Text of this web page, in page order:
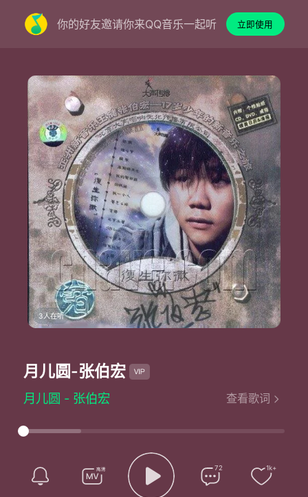
你的好友邀请你来QQ音乐一起听 立即使用
3人在听
月儿圆-张伯宏
月儿圆 - 张伯宏
就是那么地圆
悲伤是昨天
月儿圆
就是那么地圆
查看歌词
72 1k+